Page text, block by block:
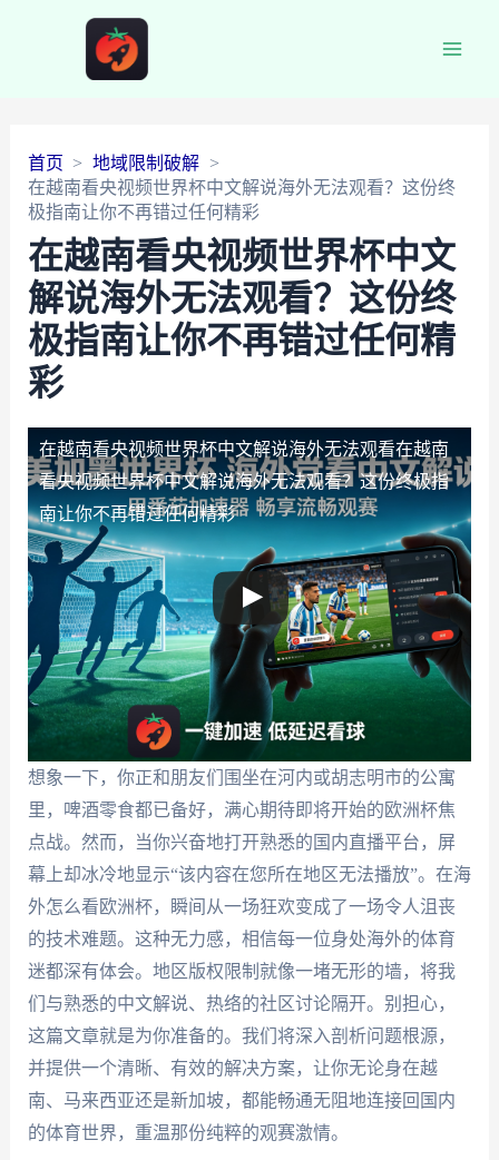
首页
地域限制破解
在越南看央视频世界杯中文解说海外无法观看？这份终
极指南让你不再错过任何精彩
在越南看央视频世界杯中文
解说海外无法观看？这份终
极指南让你不再错过任何精
彩
在越南看央视频世界杯中文解说海外无法观看在越南
看央视频世界杯中文解说海外无法观看？这份终极指
南让你不再错过任何精彩
想象一下，你正和朋友们围坐在河内或胡志明市的公寓
里，啤酒零食都已备好，满心期待即将开始的欧洲杯焦
点战。然而，当你兴奋地打开熟悉的国内直播平台，屏
幕上却冰冷地显示“该内容在您所在地区无法播放”。在海
外怎么看欧洲杯，瞬间从一场狂欢变成了一场令人沮丧
的技术难题。这种无力感，相信每一位身处海外的体育
迷都深有体会。地区版权限制就像一堵无形的墙，将我
们与熟悉的中文解说、热络的社区讨论隔开。别担心，
这篇文章就是为你准备的。我们将深入剖析问题根源，
并提供一个清晰、有效的解决方案，让你无论身在越
南、马来西亚还是新加坡，都能畅通无阻地连接回国内
的体育世界，重温那份纯粹的观赛激情。